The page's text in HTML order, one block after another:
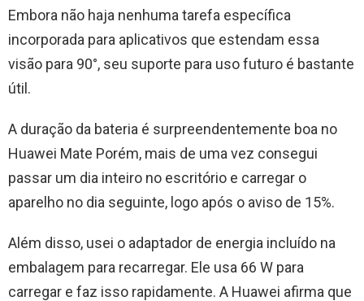
Embora não haja nenhuma tarefa específica
incorporada para aplicativos que estendam essa
visão para 90°, seu suporte para uso futuro é bastante
útil.
A duração da bateria é surpreendentemente boa no
Huawei Mate Porém, mais de uma vez consegui
passar um dia inteiro no escritório e carregar o
aparelho no dia seguinte, logo após o aviso de 15%.
Além disso, usei o adaptador de energia incluído na
embalagem para recarregar. Ele usa 66 W para
carregar e faz isso rapidamente. A Huawei afirma que